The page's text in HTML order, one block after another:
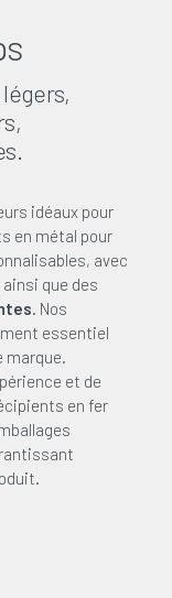
idéaux pour
en métal pour
avec
que des
. Nos
essentiel
marque.
et de
en fer